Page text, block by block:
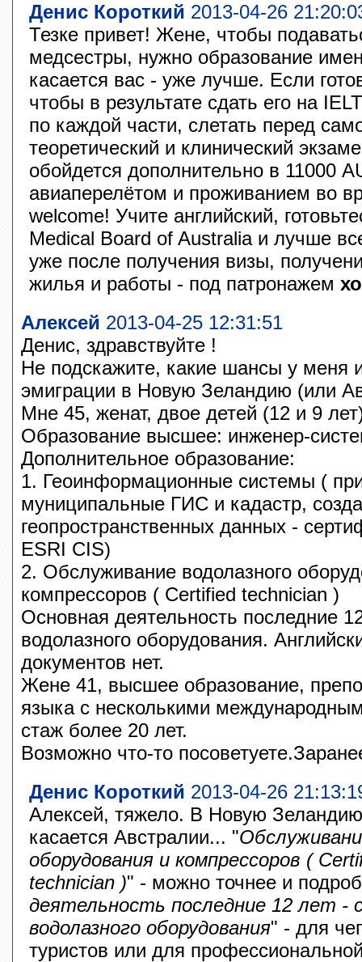
Денис Короткий 2013-04-26
Тезке привет! Жене, чтобы
медсестры, нужно образование
касается вас - уже лучше. Если
чтобы в результате сдать его на
по каждой части, слетать перед
теоретический и клинический
обойдется дополнительно в 11000
авиаперелётом и проживанием во
welcome! Учите английский,
Medical Board of Australia и лучше
уже после получения визы,
жилья и работы - под патронажем
Алексей 2013-04-25 12:31:51
Денис, здравствуйте !
Не подскажите, какие шансы у меня
эмиграции в Новую Зеландию (или
Мне 45, женат, двое детей (12 и 9
Образование высшее: инженер-
Дополнительное образование:
1. Геоинформационные системы (
муниципальные ГИС и кадастр,
геопространственных данных -
ESRI CIS)
2. Обслуживание водолазного
компрессоров ( Certified technician )
Основная деятельность последние
водолазного оборудования.
документов нет.
Жене 41, высшее образование,
языка с несколькими
стаж более 20 лет.
Возможно что-то
Денис Короткий 2013-04-26
Алексей, тяжело. В Новую Зеландию
касается Австралии... "
оборудования и компрессоров (
technician )" - можно точнее и
деятельность последние 12 лет -
водолазного оборудования" - для
туристов или для